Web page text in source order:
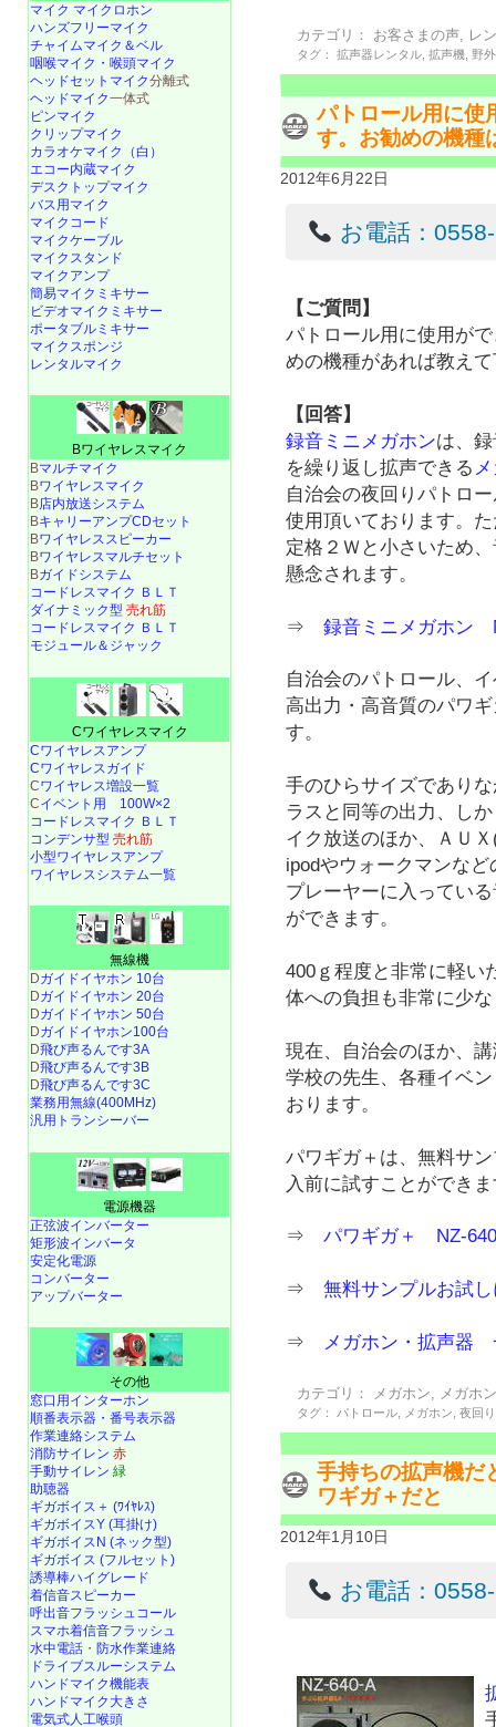
カテゴリ： お客さまの声, レ
タグ： 拡声器レンタル ,拡声機 ,野
パトロール用に使
す。お勧めの機種
2012年6月22日
お電話：
【ご質問】
パトロール用に使用が
めの機種があれば教え
【回答】
録音ミニメガホンは、
を繰り返し拡声できる
自治会の夜回りパトロ
使用頂いております。
定格２Ｗと小さいため
懸念されます。
⇒録音ミニメガホン
自治会のパトロール、
高出力・高音質のパワ
す。
手のひらサイズであり
ラスと同等の出力、し
イク放送のほか、ＡＵ
ipodやウォークマンな
プレーヤーに入ってい
ができます。
400ｇ程度と非常に軽い
体への負担も非常に少
現在、自治会のほか、
学校の先生、各種イベ
おります。
パワギガ＋は、無料サ
入前に試すことができ
⇒パワギガ＋ NZ-
⇒無料サンプルお試
⇒ メガホン・拡声器
カテゴリ： メガホン メガホ
タグ： パトロール メガホン ,夜回り
手持ちの拡声機だ
ワギガ＋だと
2012年1月10日
お電話：
マイク マイクロホン
ハンズフリーマイク
チャイムマイク＆ベル
咽喉マイク・喉頭マイク
ヘッドセットマイク分離式
ヘッドマイク一体式
ピンマイク
クリップマイク
カラオケマイク（白）
エコー内蔵マイク
デスクトップマイク
バス用マイク
マイクコード
マイクケーブル
マイクスタンド
マイクアンプ
簡易マイクミキサー
ビデオマイクミキサー
ポータブルミキサー
マイクスポンジ
レンタルマイク
Bワイヤレスマイク
Bマルチマイク
Bワイヤレスマイク
B店内放送システム
BキャリーアンプCDセット
Bワイヤレススピーカー
Bワイヤレスマルチセット
Bガイドシステム
コードレスマイク ＢＬＴ
ダイナミック型 売れ筋
コードレスマイク ＢＬＴ
モジュール＆ジャック
Cワイヤレスマイク
Cワイヤレスアンプ
Cワイヤレスガイド
Cワイヤレス増設一覧
Cイベント用 100W×2
コードレスマイク ＢＬＴ
コンデンサ型 売れ筋
小型ワイヤレスアンプ
ワイヤレスシステム一覧
無線機
Dガイドイヤホン 10台
Dガイドイヤホン 20台
Dガイドイヤホン 50台
Dガイドイヤホン100台
D飛び声るんです3A
D飛び声るんです3B
D飛び声るんです3C
業務用無線(400MHz)
汎用トランシーバー
電源機器
正弦波インバーター
矩形波インバータ
安定化電源
コンバーター
アップバーター
その他
窓口用インターホン
順番表示器・番号表示器
作業連絡システム
消防サイレン 赤
手動サイレン 緑
助聴器
ギガボイス＋ (ﾜｲﾔﾚｽ)
ギガボイスY (耳掛け)
ギガボイスN (ネック型)
ギガボイス (フルセット)
誘導棒ハイグレード
着信音スピーカー
呼出音フラッシュコール
スマホ着信音フラッシュ
水中電話 ・ 防水作業連絡
ドライブスルーシステム
ハンドマイク機能表
ハンドマイク大きさ
電気式人工喉頭